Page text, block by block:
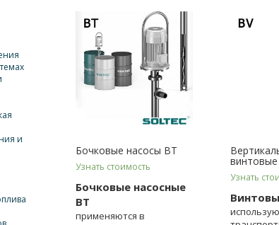
и
Бочковые насосы BT
Узнать стоимость
Бочковые насосные
BT
применяются в
Узнать